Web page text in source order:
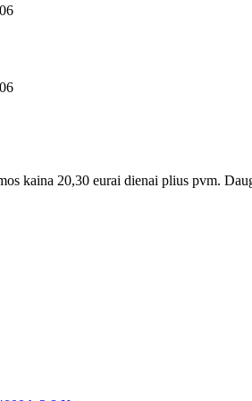
kaina 20,30 eurai dienai plius pvm.